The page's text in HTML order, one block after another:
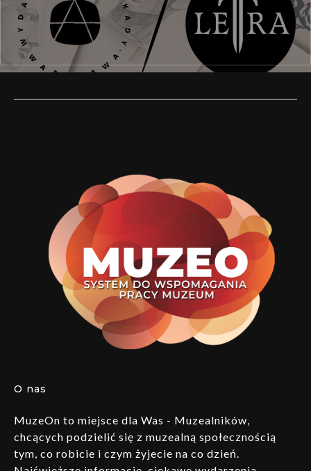
O nas
MuzeOn to miejsce dla Was - Muzealników,
chcących podzielić się z muzealną społecznością
tym, co robicie i czym żyjecie na co dzień.